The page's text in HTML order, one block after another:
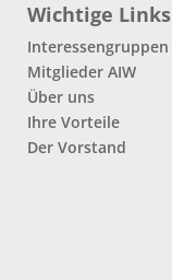
Wichtige Links
Interessengruppen
Mitglieder AIW
Über uns
Ihre Vorteile
Der Vorstand